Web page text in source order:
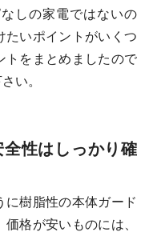
しの家電ではないの
たいポイントがいくつ
トをまとめましたので
い。
性はしっかり確
に樹脂性の本体ガード
格が安いものには、